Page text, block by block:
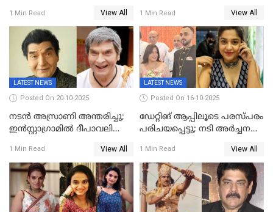
1 Min Read View All
പിന്നാലെ ഡിപി; ചർച്ചയായി
സോഷ്യൽ മീഡിയ ചിത്രങ്ങൾ
1 Min Read View All
LATEST NEWS
Posted On 20-10-2025
നടന്‍ അസ്രാണി അന്തരിച്ചു;
ഇന്‍‌സ്റ്റാഗ്രാമില്‍ ദീപാവലി
മണിക്കൂറുകള്‍ക്കകം
വിയോഗം
1 Min Read View All
LATEST NEWS
Posted On 16-10-2025
ഡേറ്റിങ് ആപ്പിലൂടെ പരസ്പരം
പരിചയപ്പെട്ടു; നടി അർച്ചന
1 Min Read View All